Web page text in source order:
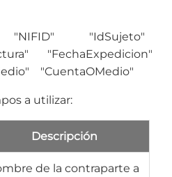
"NIFID" "IdSujeto"
"FechaExpedicion"
"CuentaOMedio"
a utilizar:
Descripción
de la contraparte a